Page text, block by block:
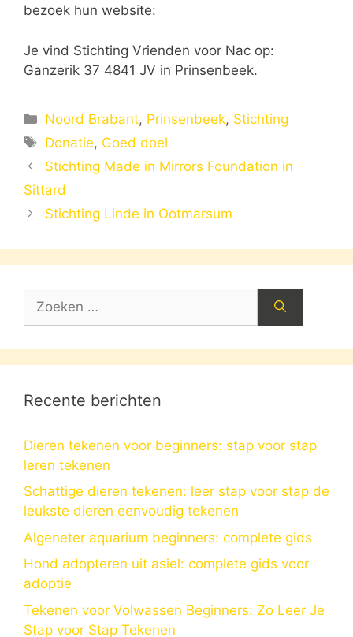
bezoek hun website:
Je vind Stichting Vrienden voor Nac op:
Ganzerik 37 4841 JV in Prinsenbeek.
Categorieën
Noord Brabant, Prinsenbeek, Stichting
Tags
Donatie, Goed doel
Stichting Made in Mirrors Foundation in
Sittard
Stichting Linde in Ootmarsum
naar:
Recente berichten
Dieren tekenen voor beginners: stap voor stap
leren tekenen
Schattige dieren tekenen: leer stap voor stap de
leukste dieren eenvoudig tekenen
Algeneter aquarium beginners: complete gids
Hond adopteren uit asiel: complete gids voor
adoptie
Tekenen voor Volwassen Beginners: Zo Leer Je
Stap voor Stap Tekenen